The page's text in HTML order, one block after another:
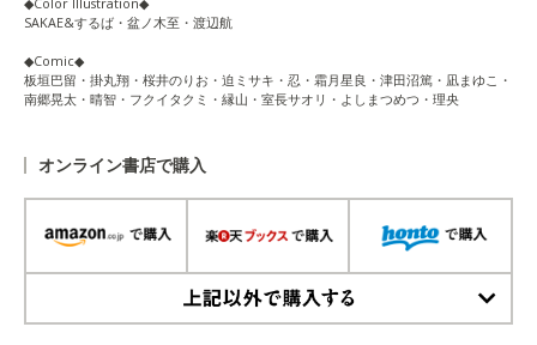
SAKAE&するば・盆ノ木至・渡辺航
◆Comic◆
板垣巴留・掛丸翔・桜井のりお・迫ミサキ・忍・霜月星良・津田沼篤・凪まゆこ・
南郷晃太・晴智・フクイタクミ・縁山・室長サオリ・よしまつめつ・理央
オンライン書店で購入